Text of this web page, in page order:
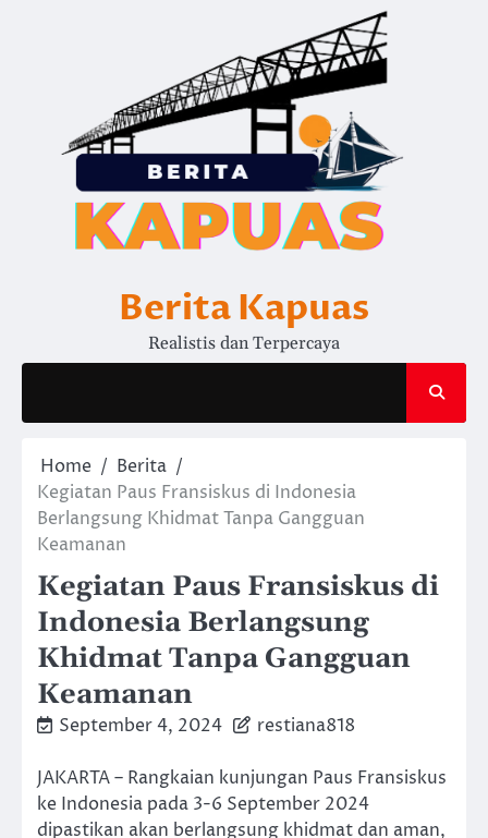
Berita Kapuas
Realistis dan Terpercaya
Home
Berita
Kegiatan Paus Fransiskus di Indonesia
Berlangsung Khidmat Tanpa Gangguan
Keamanan
Kegiatan Paus Fransiskus di
Indonesia Berlangsung
Khidmat Tanpa Gangguan
Keamanan
September 4, 2024 restiana818
JAKARTA – Rangkaian kunjungan Paus Fransiskus
ke Indonesia pada 3-6 September 2024
dipastikan akan berlangsung khidmat dan aman,